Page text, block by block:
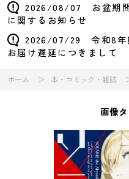
2026/08/07 お盆期間
に関するお知らせ
2026/07/29 令和8年
お届け遅延につきまして
ホーム 本・コミック・雑誌
画像